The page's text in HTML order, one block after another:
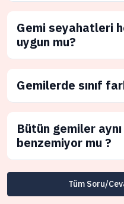
Gemi seyahatleri
uygun mu?
Gemilerde sınıf
Bütün gemiler
benzemiyor mu ?
Tüm Soru/